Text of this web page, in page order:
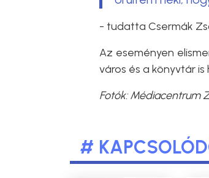
- tudatta Csermák
Az eseményen
város és a könyvtár
Fotók: Médiacentrum
#